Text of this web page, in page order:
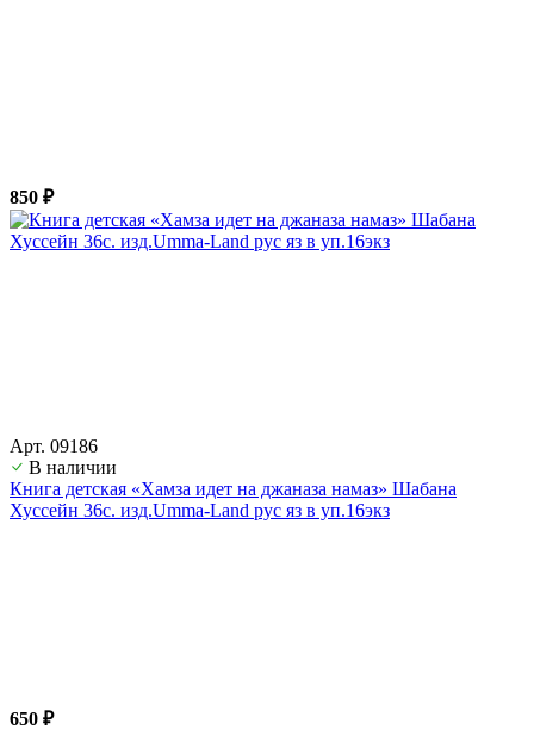
850 ₽
Арт. 09186
В наличии
Книга детская «Хамза идет на джаназа намаз» Шабана
Хуссейн 36с. изд.Umma-Land рус яз в уп.16экз
650 ₽